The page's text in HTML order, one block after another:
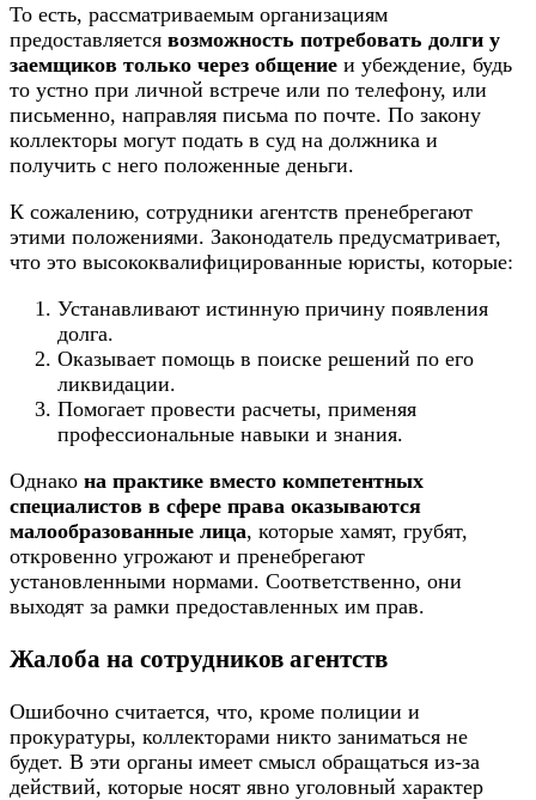
То есть, рассматриваемым организациям
предоставляется возможность потребовать долги у
заемщиков только через общение и убеждение, будь
то устно при личной встрече или по телефону, или
письменно, направляя письма по почте. По закону
коллекторы могут подать в суд на должника и
получить с него положенные деньги.
К сожалению, сотрудники агентств пренебрегают
этими положениями. Законодатель предусматривает,
что это высококвалифицированные юристы, которые:
Устанавливают истинную причину появления
долга.
Оказывает помощь в поиске решений по его
ликвидации.
Помогает провести расчеты, применяя
профессиональные навыки и знания.
Однако на практике вместо компетентных
специалистов в сфере права оказываются
малообразованные лица, которые хамят, грубят,
откровенно угрожают и пренебрегают
установленными нормами. Соответственно, они
выходят за рамки предоставленных им прав.
Жалоба на сотрудников агентств
Ошибочно считается, что, кроме полиции и
прокуратуры, коллекторами никто заниматься не
будет. В эти органы имеет смысл обращаться из-за
действий, которые носят явно уголовный характер